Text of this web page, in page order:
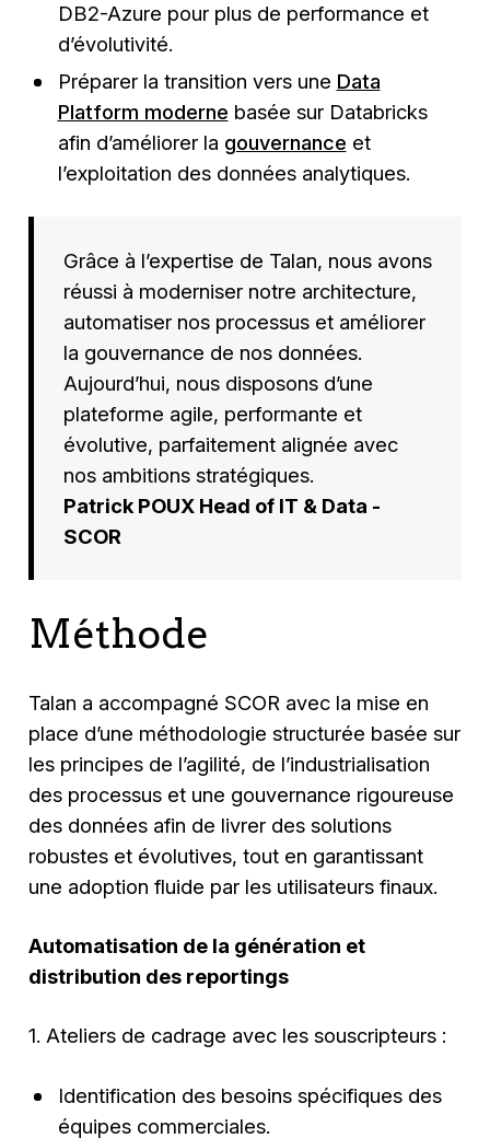
DB2-Azure pour plus de performance et
d’évolutivité.
Préparer la transition vers une Data
Platform moderne basée sur Databricks
afin d’améliorer la gouvernance et
l’exploitation des données analytiques.
Grâce à l’expertise de Talan, nous avons
réussi à moderniser notre architecture,
automatiser nos processus et améliorer
la gouvernance de nos données.
Aujourd’hui, nous disposons d’une
plateforme agile, performante et
évolutive, parfaitement alignée avec
nos ambitions stratégiques.
Patrick POUX Head of IT & Data -
SCOR
Méthode
Talan a accompagné SCOR avec la mise en
place d’une méthodologie structurée basée sur
les principes de l’agilité, de l’industrialisation
des processus et une gouvernance rigoureuse
des données afin de livrer des solutions
robustes et évolutives, tout en garantissant
une adoption fluide par les utilisateurs finaux.
Automatisation de la génération et
distribution des reportings
1. Ateliers de cadrage avec les souscripteurs :
Identification des besoins spécifiques des
équipes commerciales.